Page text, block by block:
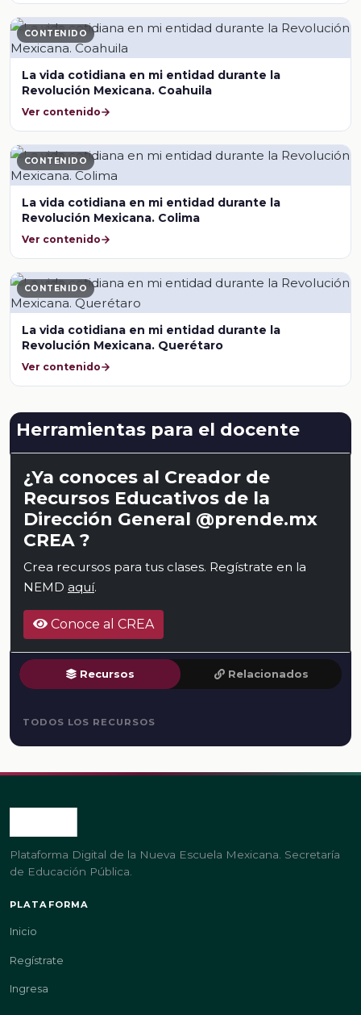
CONTENIDO
La vida cotidiana en mi entidad durante la
Revolución Mexicana. Coahuila
Ver contenido
CONTENIDO
La vida cotidiana en mi entidad durante la
Revolución Mexicana. Colima
Ver contenido
CONTENIDO
La vida cotidiana en mi entidad durante la
Revolución Mexicana. Querétaro
Ver contenido
Herramientas para el docente
¿Ya conoces al Creador de
Recursos Educativos de la
Dirección General @prende.mx
CREA ?
Crea recursos para tus clases. Regístrate en la
NEMD aquí.
Conoce al CREA
Recursos Relacionados
TODOS LOS RECURSOS
Plataforma Digital de la Nueva Escuela Mexicana. Secretaría
de Educación Pública.
PLATAFORMA
Inicio
Regístrate
Ingresa